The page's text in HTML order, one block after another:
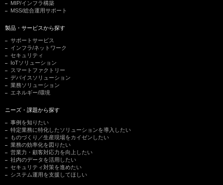
MIP/インフラ構築
MSS/総合運用サポート
製品・サービスから探す
サポートサービス
インフラ/ネットワーク
セキュリティ
IoTソリューション
スマートファクトリー
デバイスソリューション
業務ソリューション
エネルギー/環境
ニーズ・課題から探す
事例を知りたい
特定業務に特化したソリューションを導入したい
ものづくり／生産現場をカイゼンしたい
業務の効率化を図りたい
営業力・顧客対応力を向上したい
社内のデータを活用したい
セキュリティ対策を進めたい
システム運用を支援してほしい